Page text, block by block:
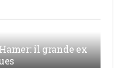
il grande ex